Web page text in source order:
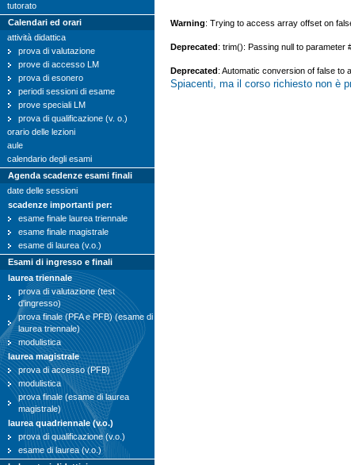
tutorato
Calendari ed orari
attività didattica
prova di valutazione
prove di accesso LM
prova di esonero
periodi sessioni di esame
prove speciali LM
prova di qualificazione (v. o.)
orario delle lezioni
aule
calendario degli esami
Agenda scadenze esami finali
date delle sessioni
scadenze importanti per:
esame finale laurea triennale
esame finale magistrale
esame di laurea (v.o.)
Esami di ingresso e finali
laurea triennale
prova di valutazione (test
d'ingresso)
prova finale (PFA e PFB) (esame di
laurea triennale)
modulistica
laurea magistrale
prova di accesso (PFB)
modulistica
prova finale (esame di laurea
magistrale)
laurea quadriennale (v.o.)
prova di qualificazione (v.o.)
esame di laurea (v.o.)
Warning: Trying to access array offset on
Deprecated : trim(): Passing null to parameter
Deprecated : Automatic conversion of false to
Spiacenti, ma il corso richiesto non è